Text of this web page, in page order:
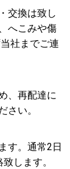
交換は致し
へこみや傷
社までご連
、再配達に
さい。
す。通常2日
します。